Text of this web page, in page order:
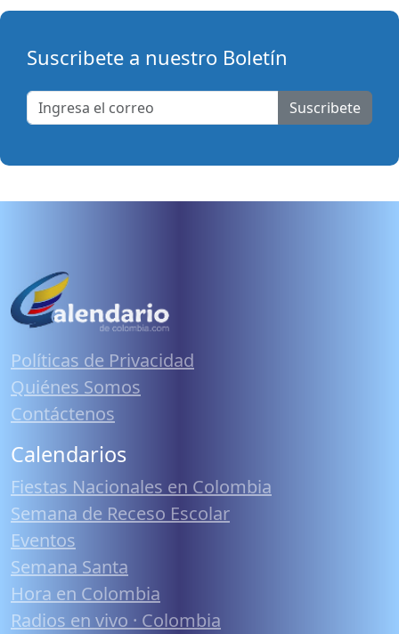
Suscribete a nuestro Boletín
Suscribete
Políticas de Privacidad
Quiénes Somos
Contáctenos
Calendarios
Fiestas Nacionales en Colombia
Semana de Receso Escolar
Eventos
Semana Santa
Hora en Colombia
Radios en vivo · Colombia